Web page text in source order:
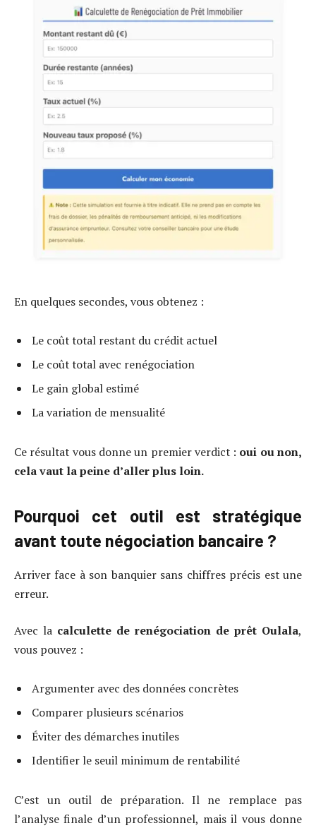
En quelques secondes, vous obtenez :
Le coût total restant du crédit actuel
Le coût total avec renégociation
Le gain global estimé
La variation de mensualité
Ce résultat vous donne un premier verdict : oui ou non,
cela vaut la peine d’aller plus loin.
Pourquoi cet outil est stratégique
avant toute négociation bancaire ?
Arriver face à son banquier sans chiffres précis est une
erreur.
Avec la calculette de renégociation de prêt Oulala,
vous pouvez :
Argumenter avec des données concrètes
Comparer plusieurs scénarios
Éviter des démarches inutiles
Identifier le seuil minimum de rentabilité
C’est un outil de préparation. Il ne remplace pas
l’analyse finale d’un professionnel, mais il vous donne